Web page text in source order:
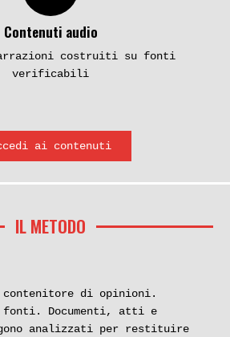
Contenuti audio
costruiti su fonti
verificabili
ai contenuti
IL METODO
contenitore di opinioni.
fonti. Documenti, atti e
analizzati per restituire